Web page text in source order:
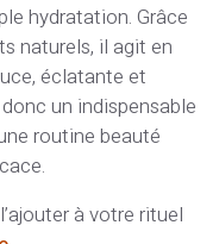
hydratation. Grâce
naturels, il agit en
éclatante et
un indispensable
routine beauté
à votre rituel